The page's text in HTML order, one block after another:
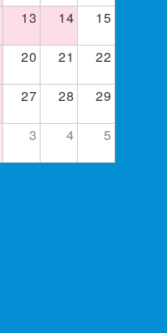
13 14
15
20 21
22
27 28
29
3 4 5